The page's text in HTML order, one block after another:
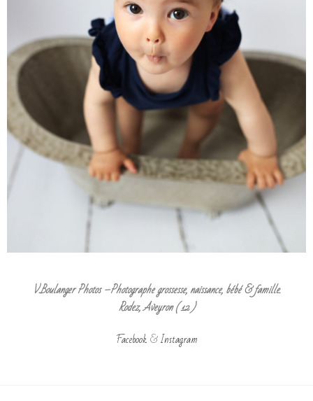
V.Boulanger Photos –Photographe grossesse, naissance, bébé & famille.
Rodez, Aveyron ( 12 )
Facebook&Instagram